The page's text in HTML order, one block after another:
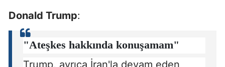
Donald Trump:
"Ateşkes hakkında konuşamam"
Trump, ayrıca İran'la devam eden